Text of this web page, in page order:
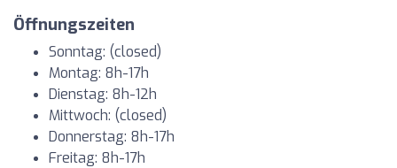
Öffnungszeiten
Sonntag: (closed)
Montag: 8h-17h
Dienstag: 8h-12h
Mittwoch: (closed)
Donnerstag: 8h-17h
Freitag: 8h-17h